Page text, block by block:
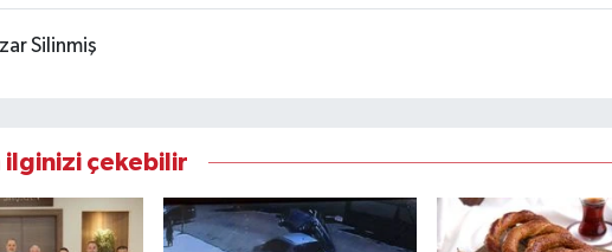
Silinmiş
ilginizi çekebilir